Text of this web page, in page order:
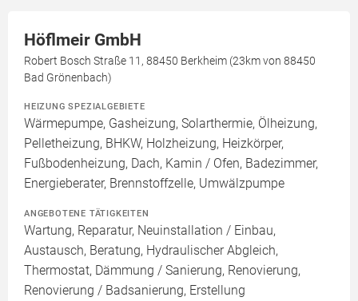
Höflmeir GmbH
Robert Bosch Straße 11, 88450 Berkheim (23km von 88450
Bad Grönenbach)
HEIZUNG SPEZIALGEBIETE
Wärmepumpe, Gasheizung, Solarthermie, Ölheizung,
Pelletheizung, BHKW, Holzheizung, Heizkörper,
Fußbodenheizung, Dach, Kamin / Ofen, Badezimmer,
Energieberater, Brennstoffzelle, Umwälzpumpe
ANGEBOTENE TÄTIGKEITEN
Wartung, Reparatur, Neuinstallation / Einbau,
Austausch, Beratung, Hydraulischer Abgleich,
Thermostat, Dämmung / Sanierung, Renovierung,
Renovierung / Badsanierung, Erstellung